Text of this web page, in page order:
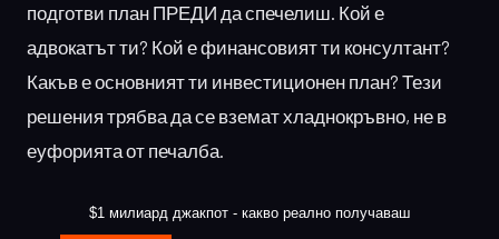
подготви план ПРЕДИ да спечелиш. Кой е
адвокатът ти? Кой е финансовият ти консултант?
Какъв е основният ти инвестиционен план? Тези
решения трябва да се вземат хладнокръвно, не в
еуфорията от печалба.